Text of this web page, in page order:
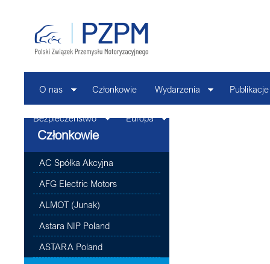
O nas Członkowie Wydarzenia Publikacje
Bezpieczeństwo Europa
Członkowie
AC Spółka Akcyjna
AFG Electric Motors
ALMOT (Junak)
Astara NIP Poland
ASTARA Poland